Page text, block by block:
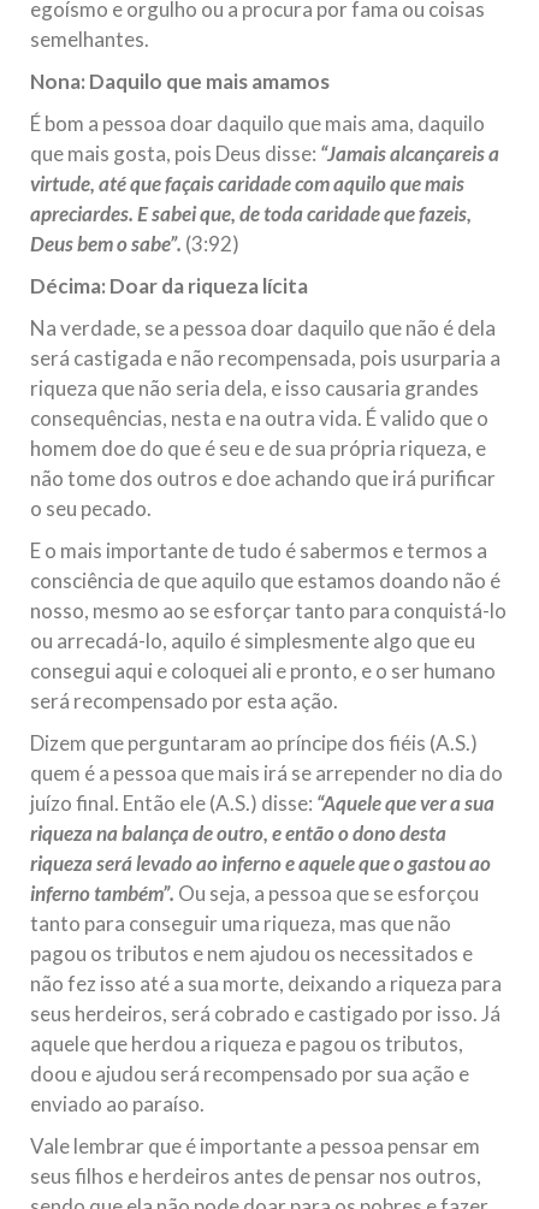
egoísmo e orgulho ou a procura por fama ou coisas
semelhantes.
Nona: Daquilo que mais amamos
É bom a pessoa doar daquilo que mais ama, daquilo
que mais gosta, pois Deus disse: “Jamais alcançareis a
virtude, até que façais caridade com aquilo que mais
apreciardes. E sabei que, de toda caridade que fazeis,
Deus bem o sabe”. (3:92)
Décima: Doar da riqueza lícita
Na verdade, se a pessoa doar daquilo que não é dela
será castigada e não recompensada, pois usurparia a
riqueza que não seria dela, e isso causaria grandes
consequências, nesta e na outra vida. É valido que o
homem doe do que é seu e de sua própria riqueza, e
não tome dos outros e doe achando que irá purificar
o seu pecado.
E o mais importante de tudo é sabermos e termos a
consciência de que aquilo que estamos doando não é
nosso, mesmo ao se esforçar tanto para conquistá-lo
ou arrecadá-lo, aquilo é simplesmente algo que eu
consegui aqui e coloquei ali e pronto, e o ser humano
será recompensado por esta ação.
Dizem que perguntaram ao príncipe dos fiéis (A.S.)
quem é a pessoa que mais irá se arrepender no dia do
juízo final. Então ele (A.S.) disse: “Aquele que ver a sua
riqueza na balança de outro, e então o dono desta
riqueza será levado ao inferno e aquele que o gastou ao
inferno também”. Ou seja, a pessoa que se esforçou
tanto para conseguir uma riqueza, mas que não
pagou os tributos e nem ajudou os necessitados e
não fez isso até a sua morte, deixando a riqueza para
seus herdeiros, será cobrado e castigado por isso. Já
aquele que herdou a riqueza e pagou os tributos,
doou e ajudou será recompensado por sua ação e
enviado ao paraíso.
Vale lembrar que é importante a pessoa pensar em
seus filhos e herdeiros antes de pensar nos outros,